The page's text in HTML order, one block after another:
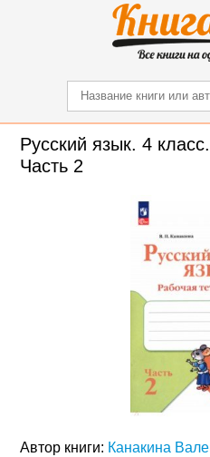
Русский язык. 4
Часть 2
Автор книги: Канакина